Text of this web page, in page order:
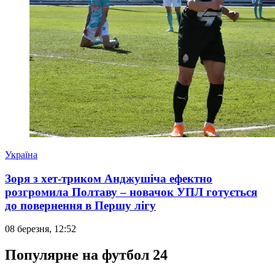
Україна
Зоря з хет-триком Анджушіча ефектно
розгромила Полтаву – новачок УПЛ готується
до повернення в Першу лігу
08 березня, 12:52
Популярне на футбол 24